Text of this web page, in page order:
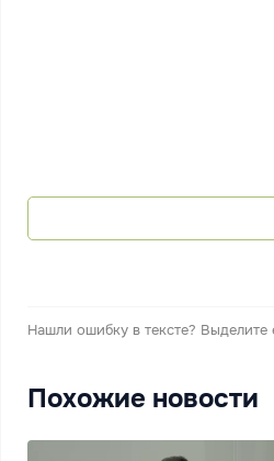
Нашли ошибку в тексте? Выделите
Похожие новости